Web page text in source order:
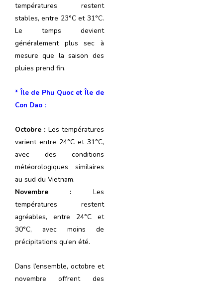
températures restent
stables, entre 23°C et 31°C.
Le temps devient
généralement plus sec à
mesure que la saison des
pluies prend fin.
* Île de Phu Quoc et Île de
Con Dao :
Octobre : Les températures
varient entre 24°C et 31°C,
avec des conditions
météorologiques similaires
au sud du Vietnam.
Novembre : Les
températures restent
agréables, entre 24°C et
30°C, avec moins de
précipitations qu’en été.
Dans l’ensemble, octobre et
novembre offrent des